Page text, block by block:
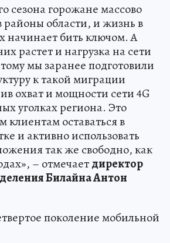
сезона горожане массово
области, и жизнь в
начинает бить ключом. А
растет и нагрузка на сети
мы заранее подготовили
к такой миграции
охват и мощности сети 4G
уголках региона. Это
клиентам оставаться в
и активно использовать
так же свободно, как
– отмечаетдиректор
Билайна Антон
поколение мобильной